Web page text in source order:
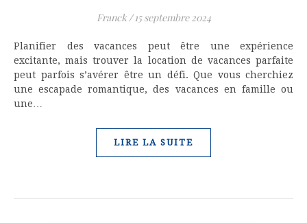
Franck/ 15 septembre 2024
Planifier des vacances peut être une expérience
excitante, mais trouver la location de vacances parfaite
peut parfois s’avérer être un défi. Que vous cherchiez
une escapade romantique, des vacances en famille ou
une…
LIRE LA SUITE